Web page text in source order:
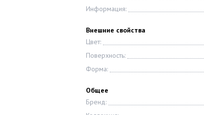
Информация:
Внешние свойства
Цвет:
Поверхность:
Форма:
Общее
Бренд: